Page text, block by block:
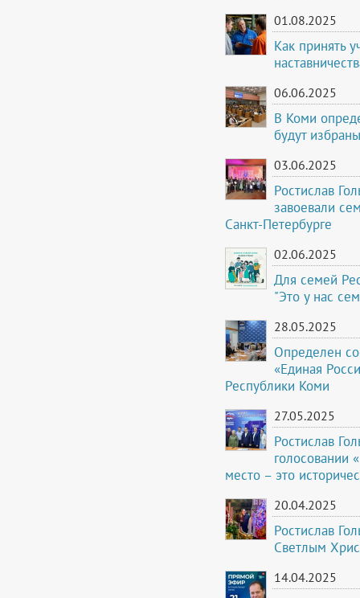
01.08.2025
Как принять
06.06.2025
В Коми
будут
03.06.2025
Ростислав
завоевали
Санкт-Петербурге
02.06.2025
Для семей
"Это у нас
28.05.2025
Определен
«Единая
Республики Коми
27.05.2025
Ростислав
голосовании
место – это
20.04.2025
Ростислав
Светлым
14.04.2025